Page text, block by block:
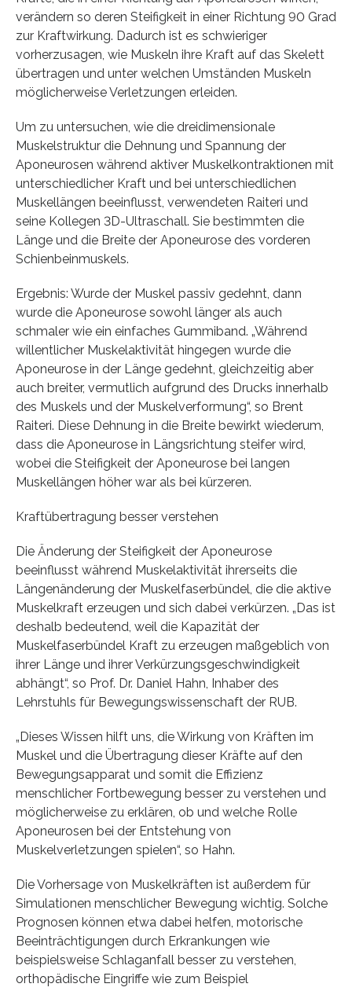
verändern so deren Steifigkeit in einer Richtung 90 Grad
zur Kraftwirkung. Dadurch ist es schwieriger
vorherzusagen, wie Muskeln ihre Kraft auf das Skelett
übertragen und unter welchen Umständen Muskeln
möglicherweise Verletzungen erleiden.
Um zu untersuchen, wie die dreidimensionale
Muskelstruktur die Dehnung und Spannung der
Aponeurosen während aktiver Muskelkontraktionen mit
unterschiedlicher Kraft und bei unterschiedlichen
Muskellängen beeinflusst, verwendeten Raiteri und
seine Kollegen 3D-Ultraschall. Sie bestimmten die
Länge und die Breite der Aponeurose des vorderen
Schienbeinmuskels.
Ergebnis: Wurde der Muskel passiv gedehnt, dann
wurde die Aponeurose sowohl länger als auch
schmaler wie ein einfaches Gummiband. „Während
willentlicher Muskelaktivität hingegen wurde die
Aponeurose in der Länge gedehnt, gleichzeitig aber
auch breiter, vermutlich aufgrund des Drucks innerhalb
des Muskels und der Muskelverformung“, so Brent
Raiteri. Diese Dehnung in die Breite bewirkt wiederum,
dass die Aponeurose in Längsrichtung steifer wird,
wobei die Steifigkeit der Aponeurose bei langen
Muskellängen höher war als bei kürzeren.
Kraftübertragung besser verstehen
Die Änderung der Steifigkeit der Aponeurose
beeinflusst während Muskelaktivität ihrerseits die
Längenänderung der Muskelfaserbündel, die die aktive
Muskelkraft erzeugen und sich dabei verkürzen. „Das ist
deshalb bedeutend, weil die Kapazität der
Muskelfaserbündel Kraft zu erzeugen maßgeblich von
ihrer Länge und ihrer Verkürzungsgeschwindigkeit
abhängt“, so Prof. Dr. Daniel Hahn, Inhaber des
Lehrstuhls für Bewegungswissenschaft der RUB.
„Dieses Wissen hilft uns, die Wirkung von Kräften im
Muskel und die Übertragung dieser Kräfte auf den
Bewegungsapparat und somit die Effizienz
menschlicher Fortbewegung besser zu verstehen und
möglicherweise zu erklären, ob und welche Rolle
Aponeurosen bei der Entstehung von
Muskelverletzungen spielen“, so Hahn.
Die Vorhersage von Muskelkräften ist außerdem für
Simulationen menschlicher Bewegung wichtig. Solche
Prognosen können etwa dabei helfen, motorische
Beeinträchtigungen durch Erkrankungen wie
beispielsweise Schlaganfall besser zu verstehen,
orthopädische Eingriffe wie zum Beispiel